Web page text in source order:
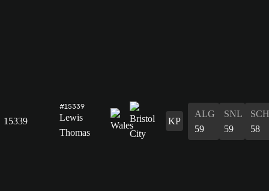
15339
#15339
Lewis
Thomas
KP
ALG
59
SNL
59
SCH
58